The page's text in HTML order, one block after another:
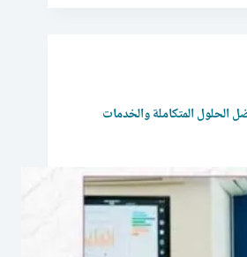
الحلول المتكاملة والخدمات